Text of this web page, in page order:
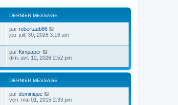
DERNIER MESSAGE
par robertaub86
jeu. juil. 30, 2026 3:16 am
par Kimpaper
dim. avr. 12, 2026 2:52 pm
DERNIER MESSAGE
par dominique
ven. mai 01, 2015 2:33 pm